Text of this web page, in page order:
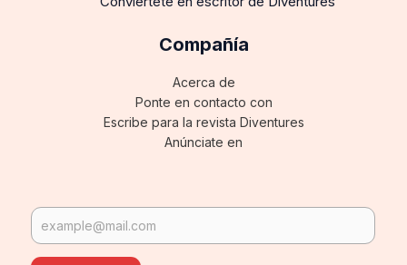
Compañía
Acerca de
Ponte en contacto con
Escribe para la revista Diventures
Anúnciate en